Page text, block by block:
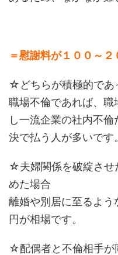
＝慰謝料が１００～
☆どちらが積極的であ
職場不倫であれば、
し一流企業の社内不
決で払う人が多いです。
☆夫婦関係を破綻させ
めた場合
離婚や別居に至るよ
円が相場です。
☆配偶者と不倫相手が